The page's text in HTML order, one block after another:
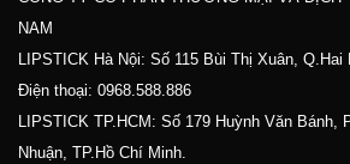
NAM
LIPSTICK Hà Nội: Số 115 Bùi Thị Xuân, Q.Hai
Điện thoại: 0968.588.886
LIPSTICK TP.HCM: Số 179 Huỳnh Văn Bánh,
Nhuận, TP.Hồ Chí Minh.